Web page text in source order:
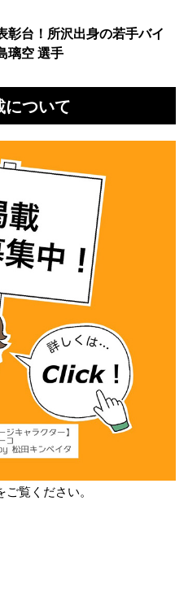
彰台！所沢出身の若手バイ
璃空 選手
について
覧ください。